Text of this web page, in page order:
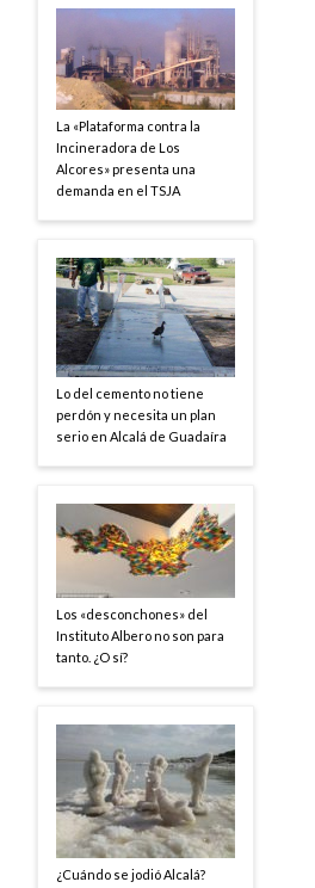
La «Plataforma contra la
Incineradora de Los
Alcores» presenta una
demanda en el TSJA
Lo del cemento no tiene
perdón y necesita un plan
serio en Alcalá de Guadaíra
Los «desconchones» del
Instituto Albero no son para
tanto. ¿O sí?
¿Cuándo se jodió Alcalá?